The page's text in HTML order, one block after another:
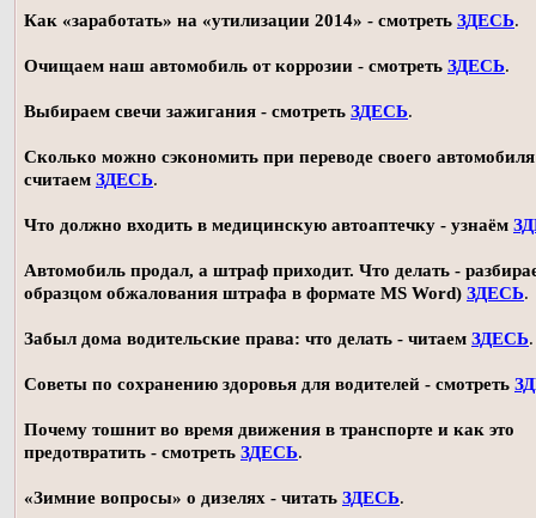
Как «заработать» на «утилизации 2014» - смотреть ЗДЕСЬ.
Очищаем наш автомобиль от коррозии - смотреть ЗДЕСЬ.
Выбираем свечи зажигания - смотреть ЗДЕСЬ.
Сколько можно сэкономить при переводе своего автомобиля
считаем ЗДЕСЬ.
Что должно входить в медицинскую автоаптечку - узнаём
Автомобиль продал, а штраф приходит. Что делать -
образцом обжалования штрафа в формате MS Word) ЗДЕСЬ.
Забыл дома водительские права: что делать - читаем ЗДЕСЬ.
Советы по сохранению здоровья для водителей - смотреть
Почему тошнит во время движения в транспорте и как это
предотвратить - смотреть ЗДЕСЬ.
«Зимние вопросы» о дизелях - читать ЗДЕСЬ.